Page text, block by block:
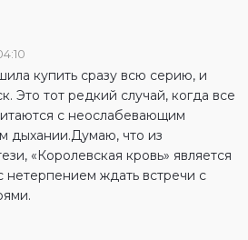
купить сразу всю серию, и
Это тот редкий случай, когда все
с неослабевающим
дыхании.Думаю, что из
«Королевская кровь» является
ждать встречи с